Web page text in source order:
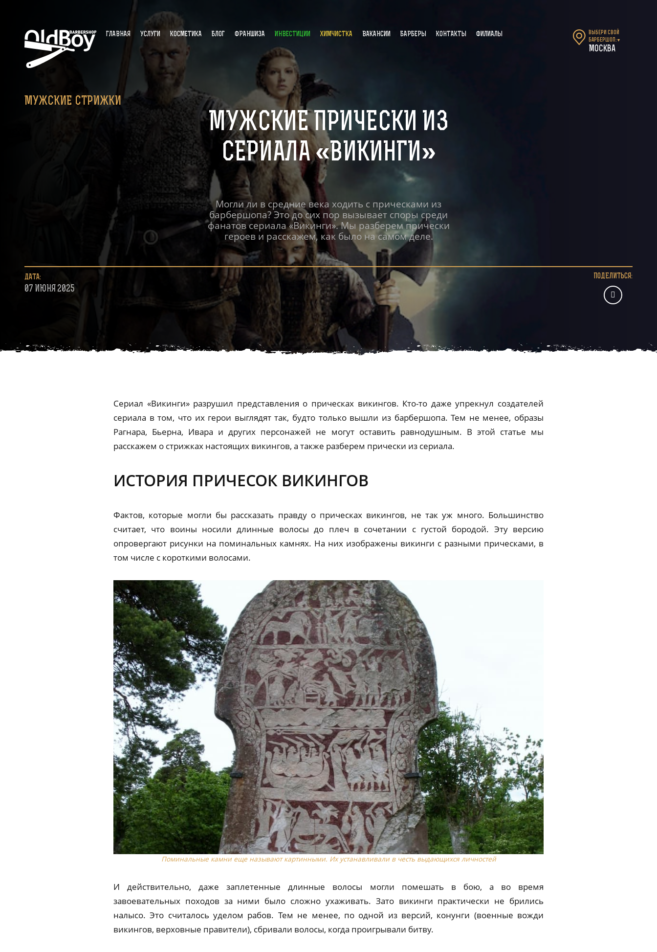
ГЛАВНАЯ УСЛУГИ КОСМЕТИКА БЛОГ ФРАНШИЗА ИНВЕСТИЦИИ ХИМЧИСТКА ВАКАНСИИ БАРБЕРЫ КОНТАКТЫ ФИЛИАЛЫ
Выбери свой
барбершоп:▼
Москва
МУЖСКИЕ СТРИЖКИ
МУЖСКИЕ ПРИЧЕСКИ ИЗ
СЕРИАЛА «ВИКИНГИ»
Могли ли в средние века ходить с прическами из
барбершопа? Это до сих пор вызывает споры среди
фанатов сериала «Викинги». Мы разберем прически
героев и расскажем, как было на самом деле.
ДАТА:
07 ИЮНЯ 2025
ПОДЕЛИТЬСЯ:
Сериал «Викинги» разрушил представления о прическах викингов. Кто-то даже упрекнул создателей
сериала в том, что их герои выглядят так, будто только вышли из барбершопа. Тем не менее, образы
Рагнара, Бьерна, Ивара и других персонажей не могут оставить равнодушным. В этой статье мы
расскажем о стрижках настоящих викингов, а также разберем прически из сериала.
ИСТОРИЯ ПРИЧЕСОК ВИКИНГОВ
Фактов, которые могли бы рассказать правду о прическах викингов, не так уж много. Большинство
считает, что воины носили длинные волосы до плеч в сочетании с густой бородой. Эту версию
опровергают рисунки на поминальных камнях. На них изображены викинги с разными прическами, в
том числе с короткими волосами.
Поминальные камни еще называют картинными. Их устанавливали в честь выдающихся личностей
И действительно, даже заплетенные длинные волосы могли помешать в бою, а во время
завоевательных походов за ними было сложно ухаживать. Зато викинги практически не брились
налысо. Это считалось уделом рабов. Тем не менее, по одной из версий, конунги (военные вожди
викингов, верховные правители), сбривали волосы, когда проигрывали битву.